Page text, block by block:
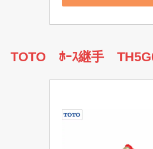
TOTO ﾎｰｽ継手